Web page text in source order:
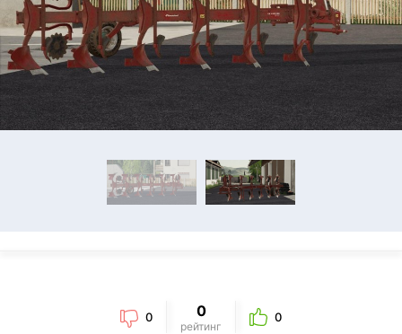
0 0
рейтинг
0